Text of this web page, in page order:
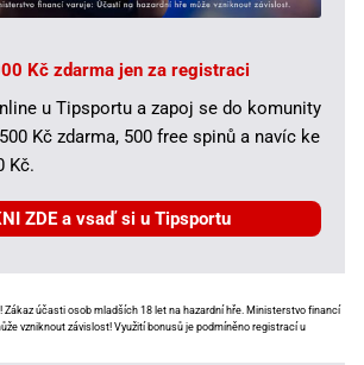
Kč zdarma jen za registraci
u Tipsportu a zapoj se do komunity
Kč zdarma, 500 free spinů a navíc ke
Kč.
ZDE a vsaď si u Tipsportu
Zákaz účasti osob mladších 18 let na hazardní hře. Ministerstvo financí
vzniknout závislost! Využití bonusů je podmíněno registrací u